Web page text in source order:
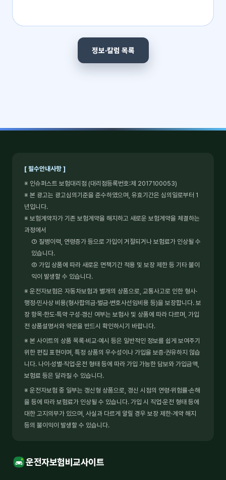
정보·칼럼 목록
[ 필수안내사항 ]
※ 인슈퍼스트 보험대리점 (대리점등록번호:제 2017100053)
※ 본 광고는 광고심의기준을 준수하였으며, 유효기간은 심의일로부터 1
년입니다.
※ 보험계약자가 기존 보험계약을 해지하고 새로운 보험계약을 체결하는
과정에서
① 질병이력, 연령증가 등으로 가입이 거절되거나 보험료가 인상될 수
있습니다.
② 가입 상품에 따라 새로운 면책기간 적용 및 보장 제한 등 기타 불이
익이 발생할 수 있습니다.
※ 운전자보험은 자동차보험과 별개의 상품으로, 교통사고로 인한 형사·
행정·민사상 비용(형사합의금·벌금·변호사선임비용 등)을 보장합니다. 보
장 항목·한도·특약 구성·갱신 여부는 보험사 및 상품에 따라 다르며, 가입
전 상품설명서와 약관을 반드시 확인하시기 바랍니다.
※ 본 사이트의 상품 목록·비교·예시 등은 일반적인 정보를 쉽게 보여주기
위한 편집 표현이며, 특정 상품의 우수성이나 가입을 보증·권유하지 않습
니다. 나이·성별·직업·운전 형태 등에 따라 가입 가능한 담보와 가입금액,
보험료 등은 달라질 수 있습니다.
※ 운전자보험 중 일부는 갱신형 상품으로, 갱신 시점의 연령·위험률·손해
율 등에 따라 보험료가 인상될 수 있습니다. 가입 시 직업·운전 형태 등에
대한 고지의무가 있으며, 사실과 다르게 알릴 경우 보장 제한·계약 해지
등의 불이익이 발생할 수 있습니다.
운전자보험비교사이트